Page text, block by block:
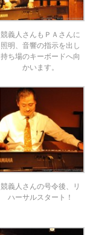
競義人さんもＰＡさんに
照明、音響の指示を出し
持ち場のキーボードへ向
かいます。
競義人さんの号令後、リ
ハーサルスタート！